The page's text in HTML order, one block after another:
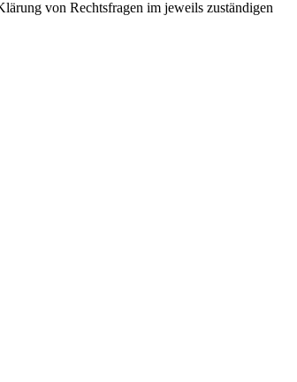
von Rechtsfragen im jeweils zuständigen